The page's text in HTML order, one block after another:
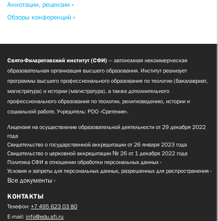
Аннотации, рецензии »
Обзоры конференций »
Свято-Филаретовский институт (СФИ) — автономная некоммерческая
образовательная организация высшего образования. Институт реализует
программы высшего профессионального образования по теологии (бакалавриат,
магистратура) и истории (магистратура), а также дополнительного
профессионального образования по теологии, религиоведению, истории и
социальной работе. Учредитель: РОО «Сретение».
Лицензия на осуществление образовательной деятельности от 29 декабря 2022
года
Свидетельство о государственной аккредитации от 26 января 2023 года
Свидетельство о церковной аккредитации № 26 от 1 декабря 2022 года
Политика СФИ в отношении обработки персональных данных
Условия и запреты для персональных данных, разрешенных для распространения
Все документы
КОНТАКТЫ
Телефон: +7 495 623 03 80
E-mail: info@edu.sfi.ru